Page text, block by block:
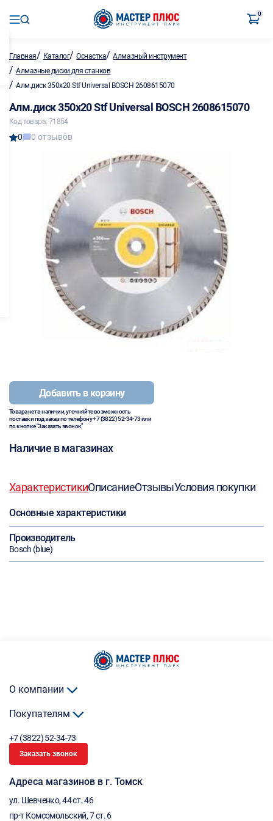
0
Главная/ Каталог/Оснастка/Алмазный инструмент
/ Алмазные диски для станков
/ Алм.диск 350х20 Stf Universal BOSCH 2608615070
Алм.диск 350х20 Stf Universal BOSCH 2608615070
Код товара: 71854
0 0 отзывов
Добавить в корзину
Товара нет в наличии, уточняйте возможность
поставки под заказ по телефону+7 (3822) 52-34-73или
по кнопке "Заказать звонок"
Наличие в магазинах
ХарактеристикиОписаниеОтзывыУсловия покупки
Основные характеристики
Производитель
Bosch (blue)
О компании
Покупателям
+7 (3822) 52-34-73
Заказать звонок
Адреса магазинов в г. Томск
ул. Шевченко, 44 ст. 46
пр-т Комсомольский, 7 ст. 6